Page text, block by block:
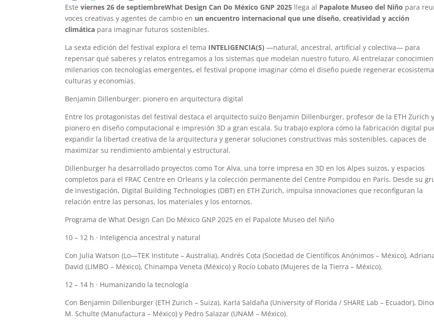
Esteviernes 26 de septiembreWhat Design Can Do México GNP 2025 llega al Papalote Museo del Niño para
voces creativas y agentes de cambio en un encuentro internacional que une diseño, creatividad y acción
climática para imaginar futuros sostenibles.
La sexta edición del festival explora el tema INTELIGENCIA(S)—natural, ancestral, artificial y colectiva— para
repensar qué saberes y relatos entregamos a los sistemas que modelan nuestro futuro. Al entrelazar
milenarios con tecnologías emergentes, el festival propone imaginar cómo el diseño puede regenerar
culturas y economías.
Benjamin Dillenburger: pionero en arquitectura digital
Entre los protagonistas del festival destaca el arquitecto suizo Benjamin Dillenburger, profesor de la ETH Zurich y
pionero en diseño computacional e impresión 3D a gran escala. Su trabajo explora cómo la fabricación digital
expandir la libertad creativa de la arquitectura y generar soluciones constructivas más sostenibles, capaces de
maximizar su rendimiento ambiental y estructural.
Dillenburger ha desarrollado proyectos como Tor Alva, una torre impresa en 3D en los Alpes suizos, y espacios
completos para el FRAC Centre en Orleans y la colección permanente del Centre Pompidou en París. Desde su
de investigación, Digital Building Technologies (DBT) en ETH Zurich, impulsa innovaciones que reconfiguran la
relación entre las personas, los materiales y los entornos.
Programa de What Design Can Do México GNP 2025 en el Papalote Museo del Niño
10 – 12 h · Inteligencia ancestral y natural
Con Julia Watson (Lo—TEK Institute – Australia), Andrés Cota (Sociedad de Científicos Anónimos – México),
David (LIMBO – México), Chinampa Veneta (México) y Rocío Lobato (Mujeres de la Tierra – México).
12 – 14 h · Humanizando la tecnología
Con Benjamin Dillenburger (ETH Zurich – Suiza), Karla Saldaña (University of Florida / SHARE Lab – Ecuador),
M. Schulte (Manufactura – México) y Pedro Salazar (UNAM – México).